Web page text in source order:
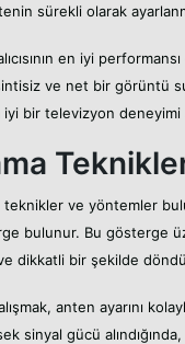
sürekli olarak
en iyi
ve net bir görüntü
bir televizyon deneyimi
ve yöntemler
bulunur. Bu gösterge
dikkatli bir şekilde
anten ayarını
sinyal gücü